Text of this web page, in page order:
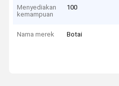
Menyediakan
kemampuan
100
Nama merek Botai